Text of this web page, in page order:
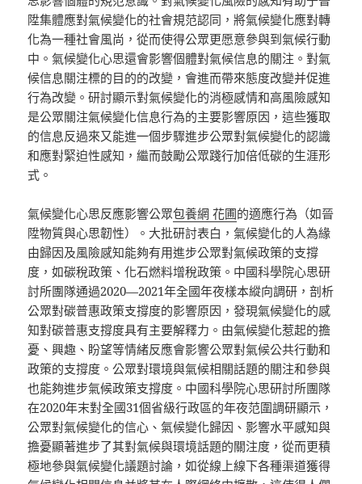
陞集體應對氣候變化的社會規范認同，將氣候變化應對轉
化為一種社會風尚，從而使得公眾更愿意參與到氣候行動
中。氣候變化心思還會影響個體對氣候信息的關注。對氣
候信息關注標的目的的改變，會進而帶來態度改變并促進
行為改變。研討顯示對氣候變化的消極感情和高風險感知
是公眾關注氣候變化信息行為的主要影響原因，這些獲取
的信息反過來又能進一個步驟進步公眾對氣候變化的認識
和應對緊迫性感知，繼而鼓勵公眾踐行加倍低碳的生涯形
式。
氣候變化心思反應影響公眾包養網 花圃的適應行為（如晉
陞物質與心思韌性）。大批研討表白，氣候變化的人為緣
由歸因及風險感知能夠有用進步公眾對氣候政策的支撐
度，如碳稅政策、化石燃料增稅政策。中國科學院心思研
討所團隊通過2020—2021年全國年夜樣本縱向調研，剖析
公眾對碳普惠政策支撐度的影響原因，發現氣候變化的感
知對碳普惠支撐度具有主要解釋力。由氣候變化惹起的擔
憂、興趣、盼望等情緒反應會影響公眾對氣候公共行動和
政策的支撐度。公眾對環境與氣候相關話題的關注和參與
也能夠進步氣候政策支撐度。中國科學院心思研討所團隊
在2020年末對全國31個省級行政區的年夜范圍調研顯示，
公眾對氣候變化的信心、氣候變化歸因、影響水平感知與
擔憂顯著進步了其對氣候與環境話題的關注度，從而更積
極地參與氣候變化議題討論，如從線上線下各種渠道獲得